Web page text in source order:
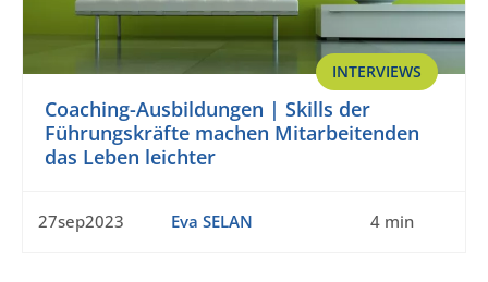
INTERVIEWS
Coaching-Ausbildungen | Skills der
Führungskräfte machen Mitarbeitenden
das Leben leichter
27sep2023 Eva SELAN 4 min